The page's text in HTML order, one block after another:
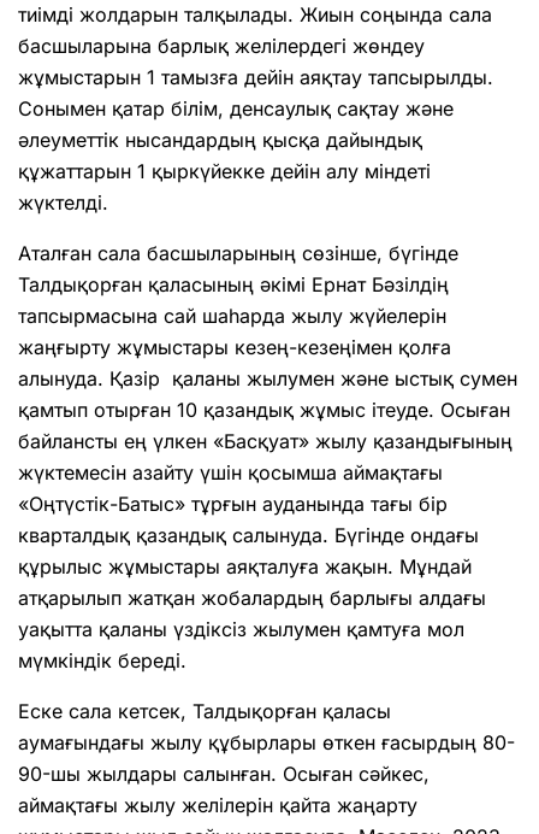
тиімді жолдарын талқылады. Жиын соңында сала
басшыларына барлық желілердегі жөндеу
жұмыстарын 1 тамызға дейін аяқтау тапсырылды.
Сонымен қатар білім, денсаулық сақтау және
әлеуметтік нысандардың қысқа дайындық
құжаттарын 1 қыркүйекке дейін алу міндеті
жүктелді.
Аталған сала басшыларының сөзінше, бүгінде
Талдықорған қаласының әкімі Ернат Бәзілдің
тапсырмасына сай шаһарда жылу жүйелерін
жаңғырту жұмыстары кезең-кезеңімен қолға
алынуда. Қазір қаланы жылумен және ыстық сумен
қамтып отырған 10 қазандық жұмыс ітеуде. Осыған
байлансты ең үлкен «Басқуат» жылу қазандығының
жүктемесін азайту үшін қосымша аймақтағы
«Оңтүстік-Батыс» тұрғын ауданында тағы бір
кварталдық қазандық салынуда. Бүгінде ондағы
құрылыс жұмыстары аяқталуға жақын. Мұндай
атқарылып жатқан жобалардың барлығы алдағы
уақытта қаланы үздіксіз жылумен қамтуға мол
мүмкіндік береді.
Еске сала кетсек, Талдықорған қаласы
аумағындағы жылу құбырлары өткен ғасырдың 80-
90-шы жылдары салынған. Осыған сәйкес,
аймақтағы жылу желілерін қайта жаңарту